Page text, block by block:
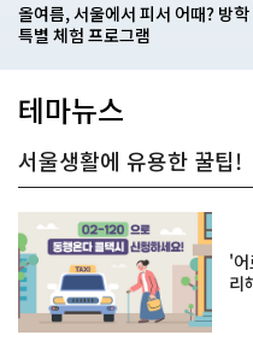
올여름, 서울에서 피서 어때? 방학
특별 체험 프로그램
테마뉴스
서울생활에 유용한 꿀팁!
'어
리